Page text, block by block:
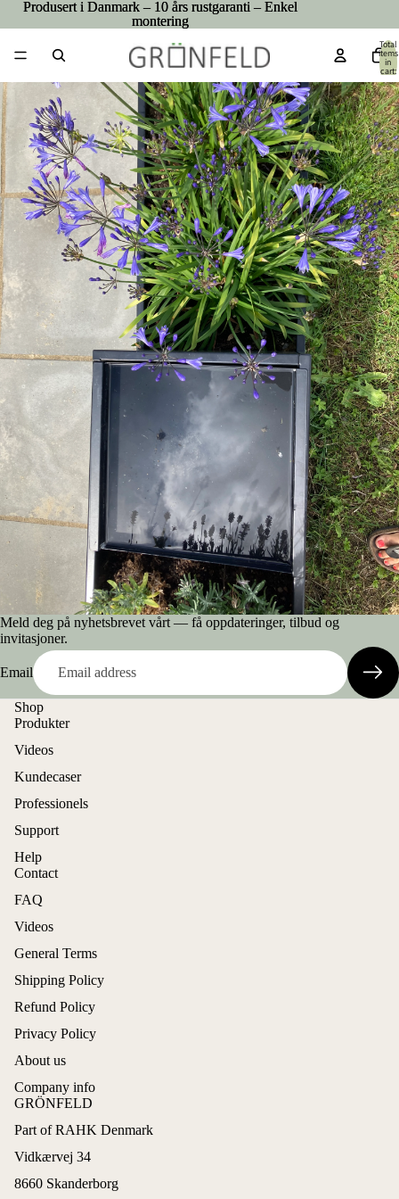
Produsert i Danmark – 10 års rustgaranti – Enkel
montering
Produsert i Danmark – 10 års rustgaranti – Enkel
montering
Total
items
in
cart:
Meld deg på nyhetsbrevet vårt — få oppdateringer, tilbud og
invitasjoner.
Email
Shop
Produkter
Videos
Kundecaser
Professionels
Support
Help
Contact
FAQ
Videos
General Terms
Shipping Policy
Refund Policy
Privacy Policy
About us
Company info
GRÖNFELD
Part of RAHK Denmark
Vidkærvej 34
8660 SkanderborgPrivacy policy